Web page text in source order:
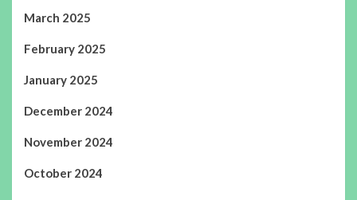
March 2025
February 2025
January 2025
December 2024
November 2024
October 2024